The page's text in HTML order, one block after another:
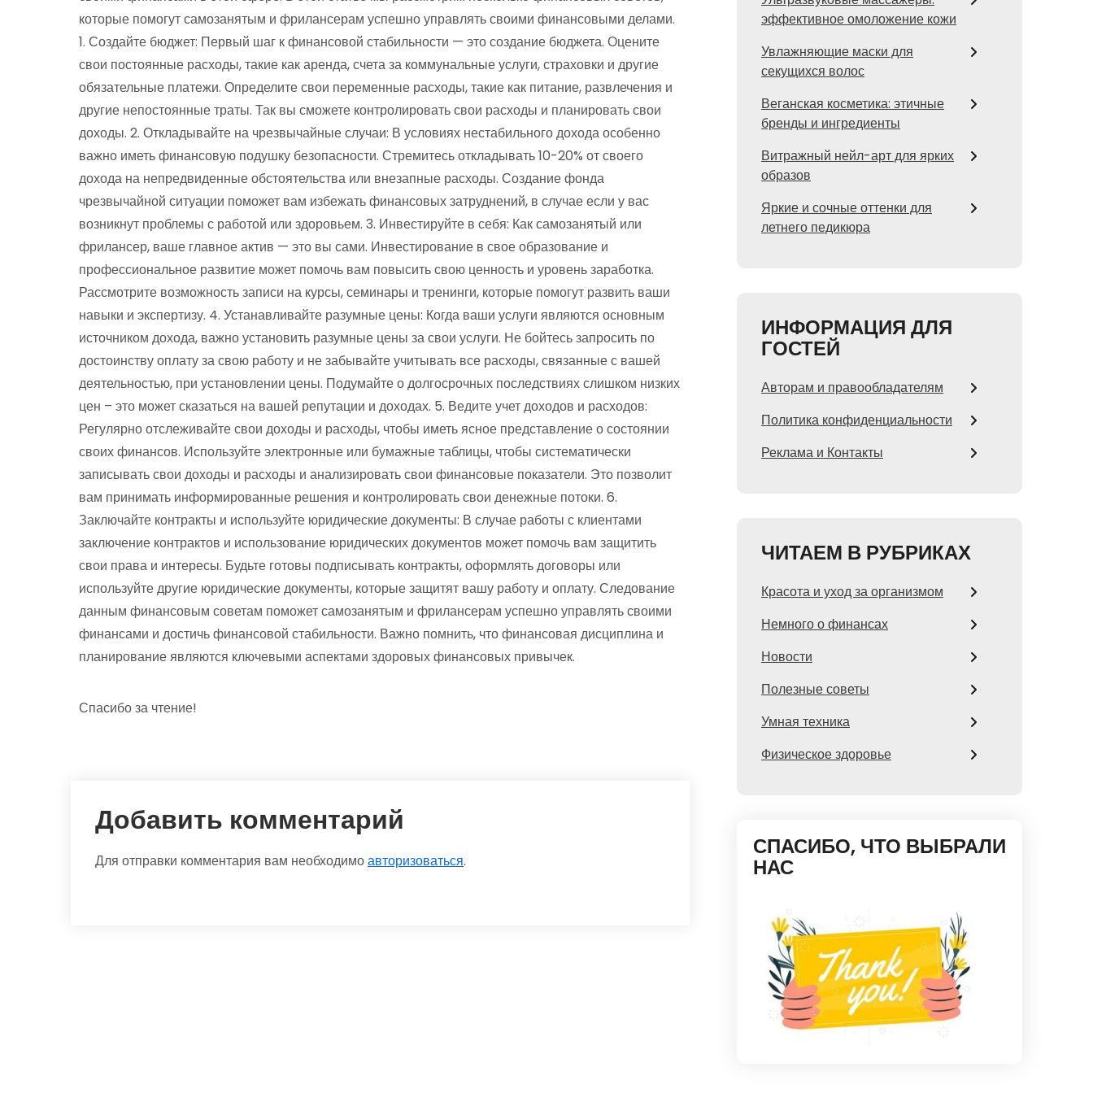
которые помогут самозанятым и фрилансерам успешно управлять своими финансовыми делами.
1. Создайте бюджет: Первый шаг к финансовой стабильности — это создание бюджета. Оцените
свои постоянные расходы, такие как аренда, счета за коммунальные услуги, страховки и другие
обязательные платежи. Определите свои переменные расходы, такие как питание, развлечения и
другие непостоянные траты. Так вы сможете контролировать свои расходы и планировать свои
доходы. 2. Откладывайте на чрезвычайные случаи: В условиях нестабильного дохода особенно
важно иметь финансовую подушку безопасности. Стремитесь откладывать 10-20% от своего
дохода на непредвиденные обстоятельства или внезапные расходы. Создание фонда
чрезвычайной ситуации поможет вам избежать финансовых затруднений, в случае если у вас
возникнут проблемы с работой или здоровьем. 3. Инвестируйте в себя: Как самозанятый или
фрилансер, ваше главное актив — это вы сами. Инвестирование в свое образование и
профессиональное развитие может помочь вам повысить свою ценность и уровень заработка.
Рассмотрите возможность записи на курсы, семинары и тренинги, которые помогут развить ваши
навыки и экспертизу. 4. Устанавливайте разумные цены: Когда ваши услуги являются основным
источником дохода, важно установить разумные цены за свои услуги. Не бойтесь запросить по
достоинству оплату за свою работу и не забывайте учитывать все расходы, связанные с вашей
деятельностью, при установлении цены. Подумайте о долгосрочных последствиях слишком низких
цен – это может сказаться на вашей репутации и доходах. 5. Ведите учет доходов и расходов:
Регулярно отслеживайте свои доходы и расходы, чтобы иметь ясное представление о состоянии
своих финансов. Используйте электронные или бумажные таблицы, чтобы систематически
записывать свои доходы и расходы и анализировать свои финансовые показатели. Это позволит
вам принимать информированные решения и контролировать свои денежные потоки. 6.
Заключайте контракты и используйте юридические документы: В случае работы с клиентами
заключение контрактов и использование юридических документов может помочь вам защитить
свои права и интересы. Будьте готовы подписывать контракты, оформлять договоры или
используйте другие юридические документы, которые защитят вашу работу и оплату. Следование
данным финансовым советам поможет самозанятым и фрилансерам успешно управлять своими
финансами и достичь финансовой стабильности. Важно помнить, что финансовая дисциплина и
планирование являются ключевыми аспектами здоровых финансовых привычек.
Спасибо за чтение!
Добавить комментарий
Для отправки комментария вам необходимоавторизоваться.
эффективное омоложение кожи
Увлажняющие маски для
секущихся волос
Веганская косметика: этичные
бренды и ингредиенты
Витражный нейл-арт для ярких
образов
Яркие и сочные оттенки для
летнего педикюра
ИНФОРМАЦИЯ ДЛЯ
ГОСТЕЙ
Авторам и правообладателям
Политика конфиденциальности
Реклама и Контакты
ЧИТАЕМ В РУБРИКАХ
Красота и уход за организмом
Немного о финансах
Новости
Полезные советы
Умная техника
Физическое здоровье
СПАСИБО, ЧТО ВЫБРАЛИ
НАС